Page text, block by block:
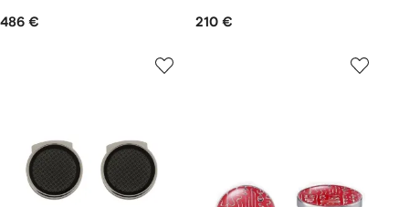
486 € 210 €